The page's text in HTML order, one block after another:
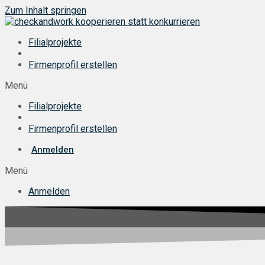
Zum Inhalt springen
Filialprojekte
Firmenprofil erstellen
Menü
Filialprojekte
Firmenprofil erstellen
Anmelden
Menü
Anmelden